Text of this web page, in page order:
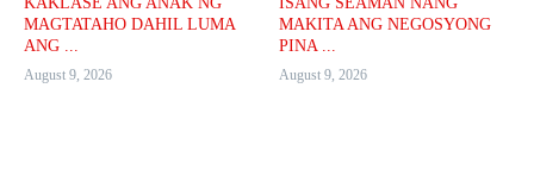
MAGTATAHO DAHIL LUMA
ANG ...
August 9, 2026
MAKITA ANG NEGOSYONG
PINA ...
August 9, 2026